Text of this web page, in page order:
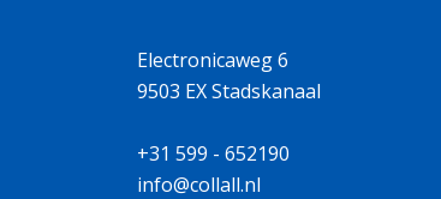
Electronicaweg 6
9503 EX Stadskanaal
+31 599 - 652190
info@collall.nl